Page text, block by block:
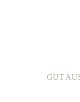
GUT